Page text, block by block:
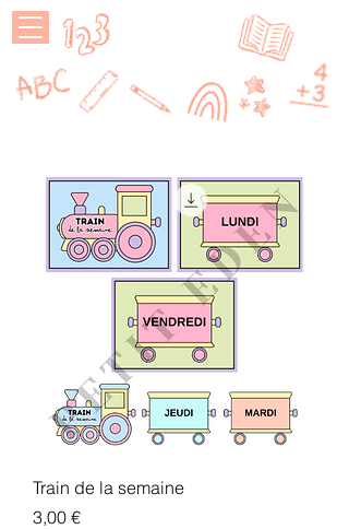
Train de la semaine
Prix
3,00 €